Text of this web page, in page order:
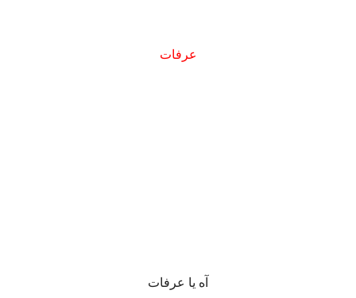
عرفات
آه يا عرفات